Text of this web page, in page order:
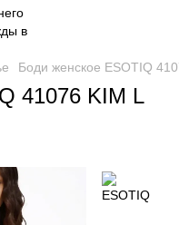
Боди женское ESOTIQ
41076 KIM L